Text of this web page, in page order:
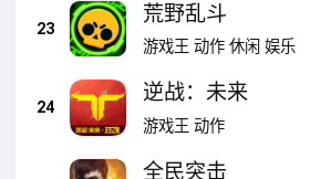
23
荒野乱斗
游戏王 动作 休闲 娱乐
24
逆战：未来
游戏王 动作
全民突击